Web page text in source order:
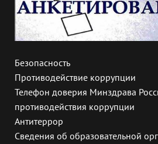
Безопасность
Противодействие коррупции
Телефон доверия Минздрава
противодействия коррупции
Антитеррор
Сведения об образовательной